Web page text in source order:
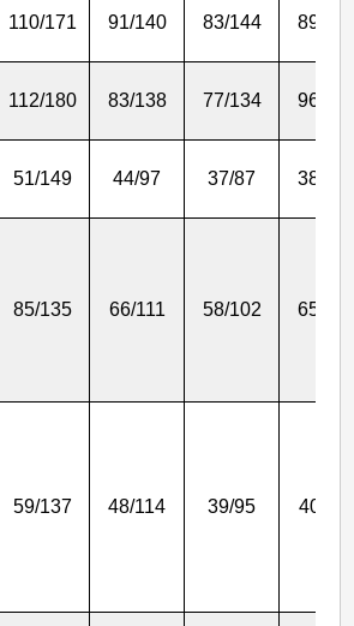
110/171 91/140 83/144 89/
112/180 83/138 77/134 96/
51/149 44/97 37/87 38/
85/135 66/111 58/102 65/
59/137 48/114 39/95 40/111